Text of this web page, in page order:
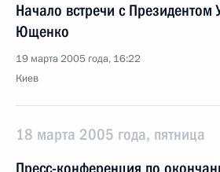
Начало встречи с
Ющенко
19 марта 2005 года, 16:22
Киев
18 марта 2005 года, пятница
Пресс-конференция по